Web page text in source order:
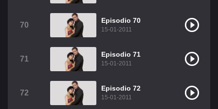
70
Episodio 70
15-01-2011
71
Episodio 71
15-01-2011
72
Episodio 72
15-01-2011